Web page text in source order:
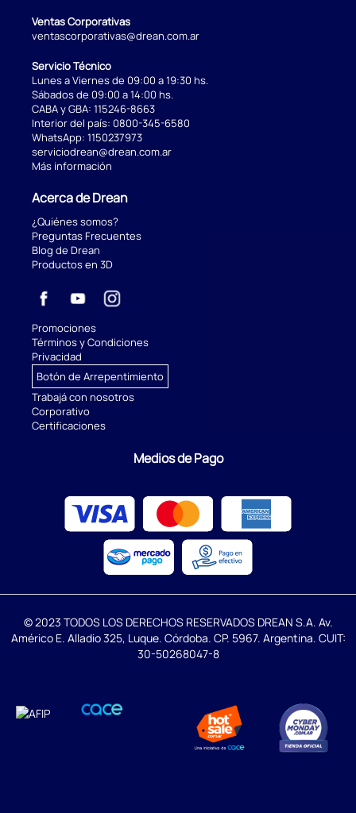
Ventas Corporativas
ventascorporativas@drean.com.ar
Servicio Técnico
Lunes a Viernes de 09:00 a 19:30 hs.
Sábados de 09:00 a 14:00 hs.
CABA y GBA: 115246-8663
Interior del país: 0800-345-6580
WhatsApp: 1150237973
serviciodrean@drean.com.ar
Más información
Acerca de Drean
¿Quiénes somos?
Preguntas Frecuentes
Blog de Drean
Productos en 3D
Promociones
Términos y Condiciones
Privacidad
Botón de Arrepentimiento
Trabajá con nosotros
Corporativo
Certificaciones
Medios de Pago
© 2023 TODOS LOS DERECHOS RESERVADOS DREAN S.A. Av.
Américo E. Alladio 325, Luque. Córdoba. CP. 5967. Argentina. CUIT:
30-50268047-8